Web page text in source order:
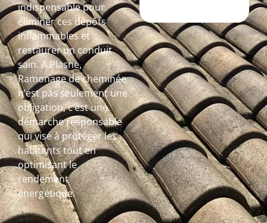
indispensable pour
éliminer ces dépôts
inflammables et
restaurer un conduit
sain. A Plasne,
Ramonage de cheminée
n’est pas seulement une
obligation, c’est une
démarche responsable
qui vise à protéger les
habitants tout en
optimisant le
rendement
énergétique.